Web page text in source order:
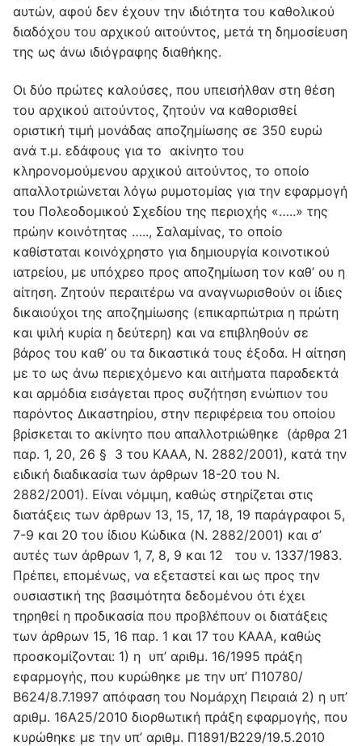
αυτών, αφού δεν έχουν την ιδιότητα του καθολικού
διαδόχου του αρχικού αιτούντος, μετά τη δημοσίευση
της ως άνω ιδιόγραφης διαθήκης.
Οι δύο πρώτες καλούσες, που υπεισήλθαν στη θέση
του αρχικού αιτούντος, ζητούν να καθορισθεί
οριστική τιμή μονάδας αποζημίωσης σε 350 ευρώ
ανά τ.μ. εδάφους για το ακίνητο του
κληρονομούμενου αρχικού αιτούντος, το οποίο
απαλλοτριώνεται λόγω ρυμοτομίας για την εφαρμογή
του Πολεοδομικού Σχεδίου της περιοχής «…..» της
πρώην κοινότητας ….., Σαλαμίνας, το οποίο
καθίσταται κοινόχρηστο για δημιουργία κοινοτικού
ιατρείου, με υπόχρεο προς αποζημίωση τον καθ’ ου η
αίτηση. Ζητούν περαιτέρω να αναγνωρισθούν οι ίδιες
δικαιούχοι της αποζημίωσης (επικαρπώτρια η πρώτη
και ψιλή κυρία η δεύτερη) και να επιβληθούν σε
βάρος του καθ’ ου τα δικαστικά τους έξοδα. Η αίτηση
με το ως άνω περιεχόμενο και αιτήματα παραδεκτά
και αρμόδια εισάγεται προς συζήτηση ενώπιον του
παρόντος Δικαστηρίου, στην περιφέρεια του οποίου
βρίσκεται το ακίνητο που απαλλοτριώθηκε (άρθρα 21
παρ. 1, 20, 26 § 3 του ΚΑΑΑ, Ν. 2882/2001), κατά την
ειδική διαδικασία των άρθρων 18-20 του Ν.
2882/2001). Είναι νόμιμη, καθώς στηρίζεται στις
διατάξεις των άρθρων 13, 15, 17, 18, 19 παράγραφοι 5,
7-9 και 20 του ίδιου Κώδικα (N. 2882/2001) και σ’
αυτές των άρθρων 1, 7, 8, 9 και 12 του ν. 1337/1983.
Πρέπει, επομένως, να εξεταστεί και ως προς την
ουσιαστική της βασιμότητα δεδομένου ότι έχει
τηρηθεί η προδικασία που προβλέπουν οι διατάξεις
των άρθρων 15, 16 παρ. 1 και 17 του KAAA, καθώς
προσκομίζονται: 1) η υπ’ αριθμ. 16/1995 πράξη
εφαρμογής, που κυρώθηκε με την υπ’ Π10780/
Β624/8.7.1997 απόφαση του Νομάρχη Πειραιά 2) η υπ’
αριθμ. 16Α25/2010 διορθωτική πράξη εφαρμογής, που
κυρώθηκε με την υπ’ αριθμ. Π1891/Β229/19.5.2010